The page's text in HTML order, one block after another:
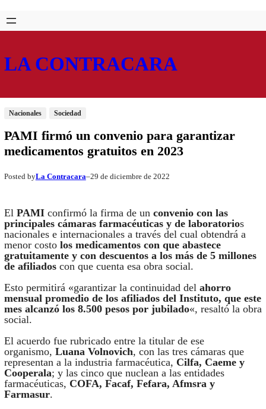
Saltar
al
Skip
to
LA CONTRACARA
Nacionales Sociedad
PAMI firmó un convenio para garantizar
medicamentos gratuitos en 2023
Posted byLa Contracara–29 de diciembre de 2022
El PAMI confirmó la firma de un convenio con las
principales cámaras farmacéuticas y de laboratorios
nacionales e internacionales a través del cual obtendrá a
menor costo los medicamentos con que abastece
gratuitamente y con descuentos a los más de 5 millones
de afiliadoscon que cuenta esa obra social.
Esto permitirá «garantizar la continuidad del ahorro
mensual promedio de los afiliados del Instituto, que este
mes alcanzó los 8.500 pesos por jubilado«, resaltó la obra
social.
El acuerdo fue rubricado entre la titular de ese
organismo, Luana Volnovich, con las tres cámaras que
representan a la industria farmacéutica, Cilfa, Caeme y
Cooperala; y las cinco que nuclean a las entidades
farmacéuticas, COFA, Facaf, Fefara, Afmsra y
Farmasur.